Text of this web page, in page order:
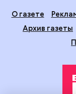
О газете
Архив газеты